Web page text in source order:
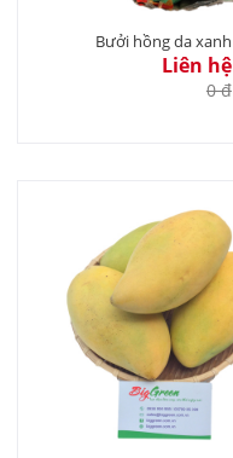
Bưởi hồng da xanh
Liên hệ
0 đ